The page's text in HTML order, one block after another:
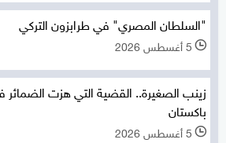
"السلطان المصري" في طرابزون التركي
l 5 أغسطس 2026
زينب الصغيرة.. القضية التي هزت
باكستان
l 5 أغسطس 2026